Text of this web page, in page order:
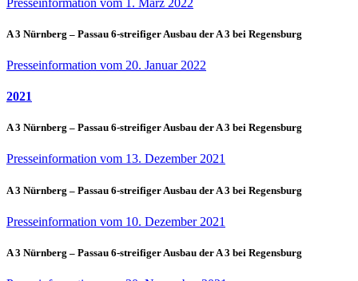
A 3 Nürnberg – Passau 6-streifiger Ausbau der A 3 bei Regensburg
Presseinformation vom 20. Januar 2022
2021
A 3 Nürnberg – Passau 6-streifiger Ausbau der A 3 bei Regensburg
Presseinformation vom 13. Dezember 2021
A 3 Nürnberg – Passau 6-streifiger Ausbau der A 3 bei Regensburg
Presseinformation vom 10. Dezember 2021
A 3 Nürnberg – Passau 6-streifiger Ausbau der A 3 bei Regensburg